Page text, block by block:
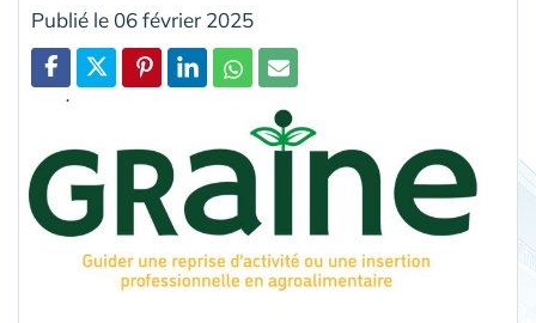
Publié le 06 février 2025
Partager